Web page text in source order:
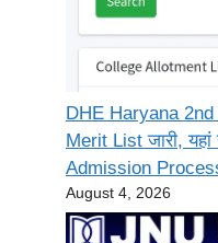
DHE Haryana
Merit List जारी,
Admission
August 4, 2026